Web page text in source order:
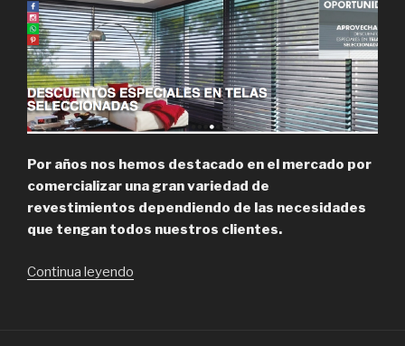
Por años nos hemos destacado en el mercado por
comercializar una gran variedad de
revestimientos dependiendo de las necesidades
que tengan todos nuestros clientes.
Continua leyendo